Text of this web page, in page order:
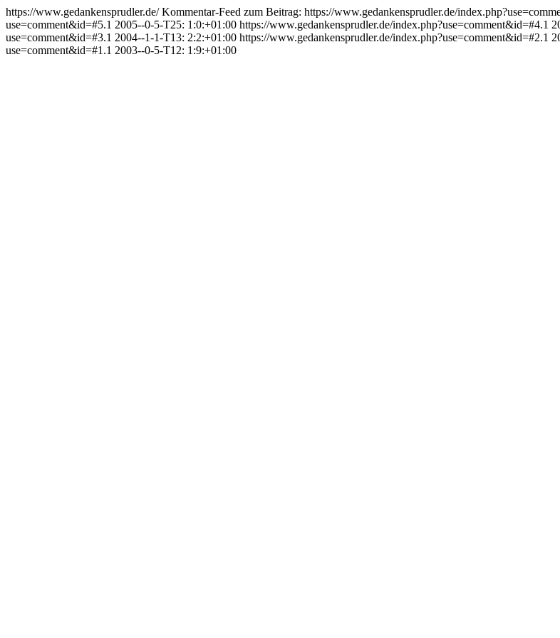
https://www.gedankensprudler.de/Kommentar-Feed zum Beitrag: https://www.gedankensprudler.de/
use=comment&id=#5.1 2005--0-5-T25: 1:0:+01:00 https://www.gedankensprudler.de/index.php?use=comment&id=#4.1
use=comment&id=#3.1 2004--1-1-T13: 2:2:+01:00 https://www.gedankensprudler.de/index.php?use=comment&id=#2.1
use=comment&id=#1.1 2003--0-5-T12: 1:9:+01:00